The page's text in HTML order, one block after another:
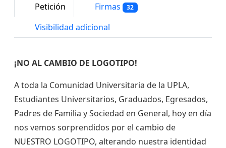
Petición Firmas 32
Visibilidad adicional
¡NO AL CAMBIO DE LOGOTIPO!
A toda la Comunidad Universitaria de la UPLA,
Estudiantes Universitarios, Graduados, Egresados,
Padres de Familia y Sociedad en General, hoy en día
nos vemos sorprendidos por el cambio de
NUESTRO LOGOTIPO, alterando nuestra identidad